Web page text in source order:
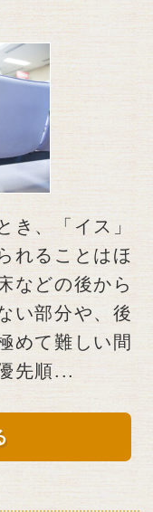
き、「イス」
れることはほ
などの後から
い部分や、後
めて難しい間
先順...